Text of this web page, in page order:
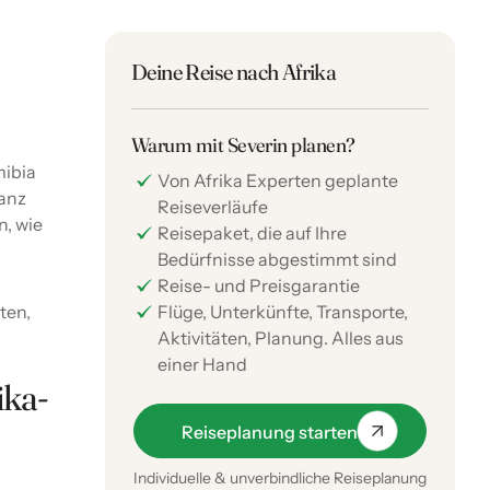
wie
Deine Reise nach Afrika
Warum mit Severin planen?
Von Afrika Experten geplante
Reiseverläufe
Reisepaket, die auf Ihre
Bedürfnisse abgestimmt sind
Reise- und Preisgarantie
Flüge, Unterkünfte, Transporte,
Aktivitäten, Planung. Alles aus
einer Hand
Reiseplanung starten
Individuelle & unverbindliche Reiseplanung